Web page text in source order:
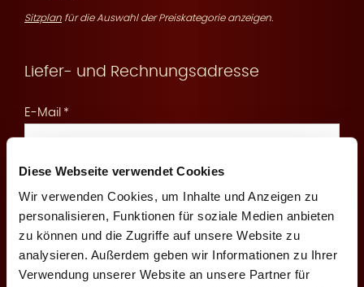
Diese Webseite verwendet Cookies
Wir verwenden Cookies, um Inhalte und Anzeigen zu
personalisieren, Funktionen für soziale Medien anbieten
zu können und die Zugriffe auf unsere Website zu
analysieren. Außerdem geben wir Informationen zu Ihrer
Verwendung unserer Website an unsere Partner für
v
Sitzplan für die Auswahl der Preiskategorie anzeigen.
Liefer- und Rechnungsadresse
E-Mail
An diese E-Mail senden wir Ihnen die Reservierungsbestätigung
Mobilfunknummer